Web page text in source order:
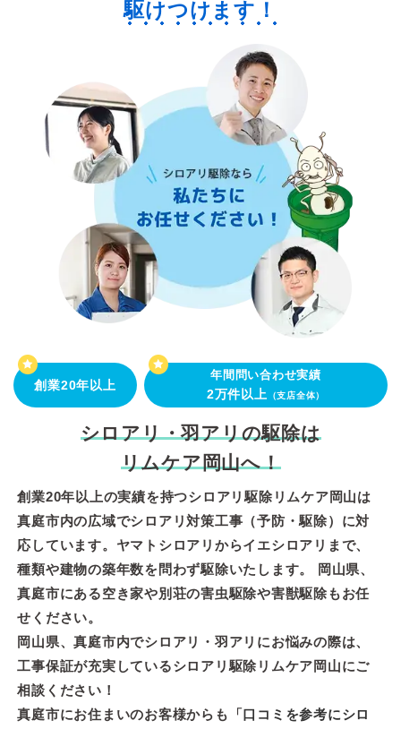
駆けつけます！
創業20年以上
年間問い合わせ実績
2万件以上 （支店全体）
シロアリ・羽アリの駆除は
リムケア岡山へ！
創業20年以上の実績を持つシロアリ駆除リムケア岡山は
真庭市内の広域でシロアリ対策工事（予防・駆除）に対
応しています。ヤマトシロアリからイエシロアリまで、
種類や建物の築年数を問わず駆除いたします。 岡山県、
真庭市にある空き家や別荘の害虫駆除や害獣駆除もお任
せください。
岡山県、真庭市内でシロアリ・羽アリにお悩みの際は、
工事保証が充実しているシロアリ駆除リムケア岡山にご
相談ください！
真庭市にお住まいのお客様からも「口コミを参考にシロ